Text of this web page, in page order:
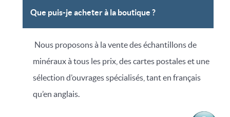
Que puis-je acheter à la boutique ?
Nous proposons à la vente des échantillons de
minéraux à tous les prix, des cartes postales et une
sélection d’ouvrages spécialisés, tant en français
qu’en anglais.